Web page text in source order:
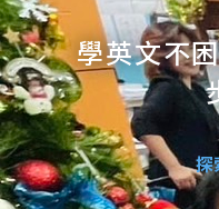
學英文不
探